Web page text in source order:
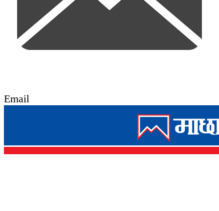
Email